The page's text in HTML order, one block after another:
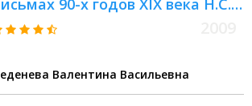
90-х годов XIX века Н.С.
: монография
Валентина Васильевна